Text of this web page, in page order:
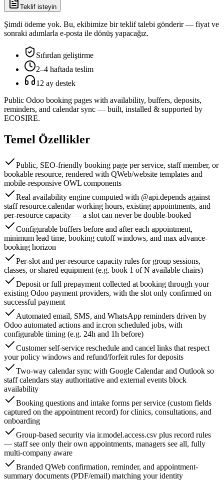
Teklif isteyin
Şimdi ödeme yok. Bu, ekibimize bir teklif talebi gönderir — fiyat ve
sonraki adımlarla e-posta ile dönüş yapacağız.
Sıfırdan geliştirme
2–4 haftada teslim
12 ay destek
Public Odoo booking pages with availability, buffers, deposits,
reminders, and calendar sync — built, installed & supported by
ECOSIRE.
Temel Özellikler
Public, SEO-friendly booking page per service, staff member, or
bookable resource, rendered with QWeb/website templates and
mobile-responsive OWL components
Real availability engine computed with @api.depends against
staff resource.calendar working hours, existing appointments, and
per-resource capacity — a slot can never be double-booked
Configurable buffers before and after each appointment,
minimum lead time, booking cutoff windows, and max advance-
booking horizon
Per-slot and per-resource capacity rules for group sessions,
classes, or shared equipment (e.g. book 1 of N available chairs)
Deposit or full prepayment collected at booking through your
existing Odoo payment providers, with the slot only confirmed on
successful payment
Automated email, SMS, and WhatsApp reminders driven by
Odoo automated actions and ir.cron scheduled jobs, with
configurable timing (e.g. 24h and 1h before)
Customer self-service reschedule and cancel links that respect
your policy windows and refund/forfeit rules for deposits
Two-way calendar sync with Google Calendar and Outlook so
staff calendars stay authoritative and external events block
availability
Booking questions and intake forms per service (custom fields
captured on the appointment record) for clinics, consultations, and
onboarding
Group-based security via ir.model.access.csv plus record rules
— staff see only their own appointments, managers see all, fully
multi-company aware
Branded QWeb confirmation, reminder, and appointment-
summary documents (PDF/email) matching your identity